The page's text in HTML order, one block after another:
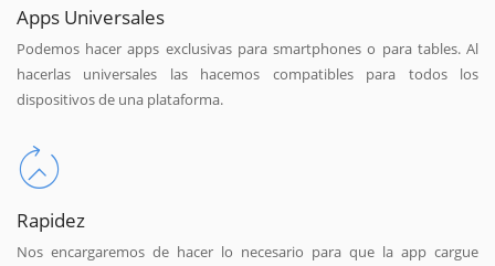
Apps Universales
Podemos hacer apps exclusivas para smartphones o para tables. Al
hacerlas universales las hacemos compatibles para todos los
dispositivos de una plataforma.
Rapidez
Nos encargaremos de hacer lo necesario para que la app cargue